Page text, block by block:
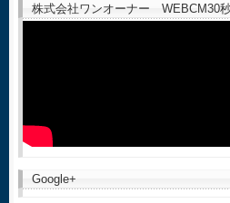
株式会社ワンオーナー WEBCM30
Google+